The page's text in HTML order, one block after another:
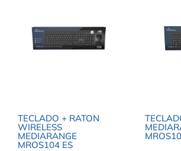
TECLADO + RATON
WIRELESS
MEDIARANGE
MROS104 ES